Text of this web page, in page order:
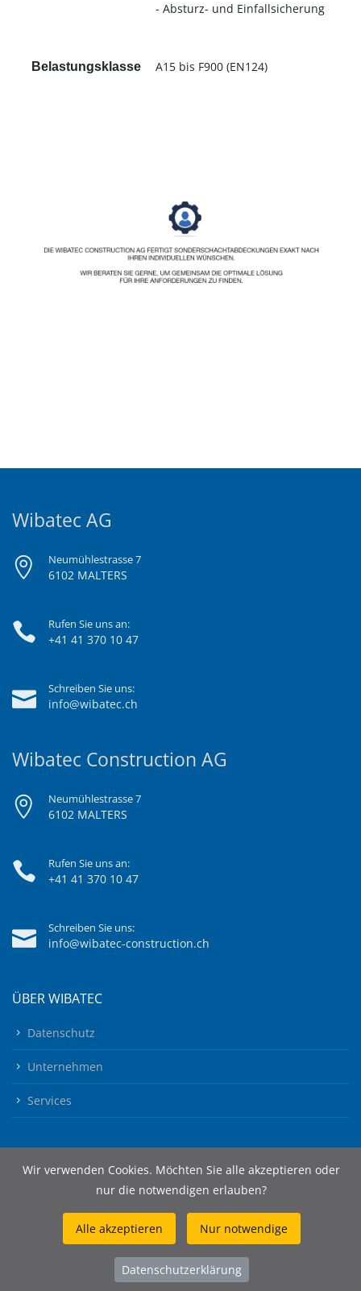
- Absturz- und Einfallsicherung
Belastungsklasse A15 bis F900 (EN124)
Wibatec AG
Neumühlestrasse 7
6102 MALTERS
Rufen Sie uns an:
+41 41 370 10 47
Schreiben Sie uns:
info@wibatec.ch
Wibatec Construction AG
Neumühlestrasse 7
6102 MALTERS
Rufen Sie uns an:
+41 41 370 10 47
Schreiben Sie uns:
info@wibatec-construction.ch
ÜBER WIBATEC
Datenschutz
Unternehmen
Services
© 2026 Wibatec AG
Wir verwenden Cookies. Möchten Sie alle akzeptieren oder
nur die notwendigen erlauben?
Alle akzeptieren Nur notwendige
Datenschutzerklärung